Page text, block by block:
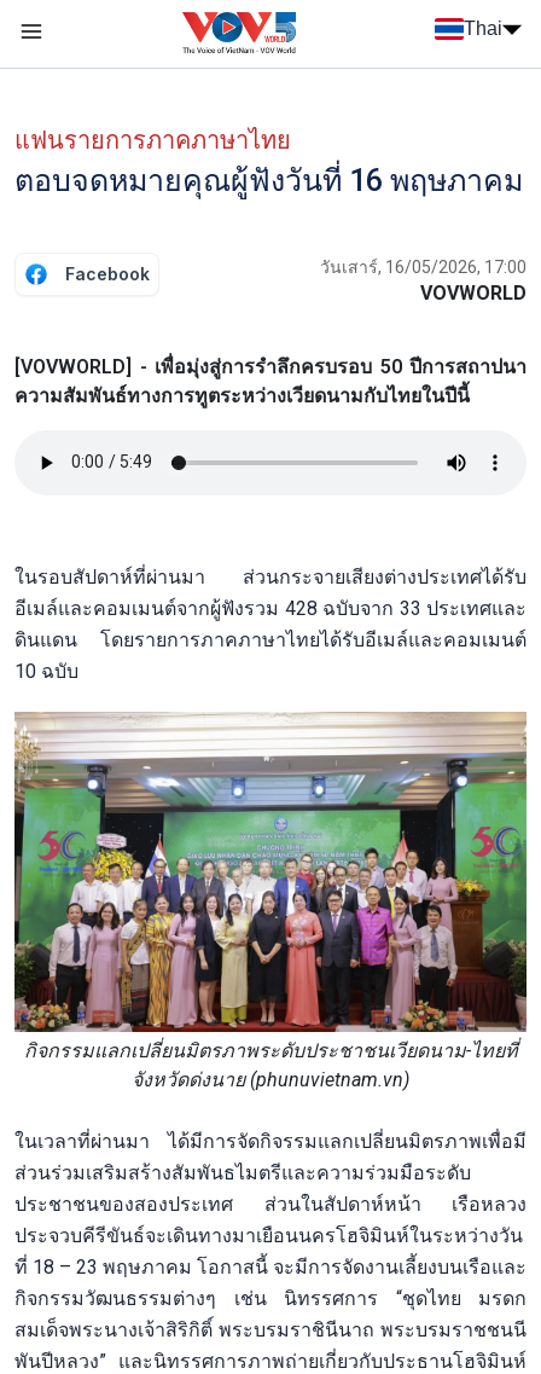
Thai
แฟนรายการภาคภาษาไทย
ตอบจดหมายคุณผู้ฟังวันที่ 16 พฤษภาคม
Facebook วันเสาร์, 16/05/2026, 17:00
VOVWORLD
[VOVWORLD] - เพื่อมุ่งสู่การรำลึกครบรอบ 50 ปีการสถาปนา
ความสัมพันธ์ทางการทูตระหว่างเวียดนามกับไทยในปีนี้
ในรอบสัปดาห์ที่ผ่านมา ส่วนกระจายเสียงต่างประเทศได้รับ
อีเมล์และคอมเมนต์จากผู้ฟังรวม 428 ฉบับจาก 33 ประเทศและ
ดินแดน โดยรายการภาคภาษาไทยได้รับอีเมล์และคอมเมนต์
10 ฉบับ
กิจกรรมแลกเปลี่ยนมิตรภาพระดับประชาชนเวียดนาม-ไทยที่
จังหวัดด่งนาย (phunuvietnam.vn)
ในเวลาที่ผ่านมา ได้มีการจัดกิจรรมแลกเปลี่ยนมิตรภาพเพื่อมี
ส่วนร่วมเสริมสร้างสัมพันธไมตรีและความร่วมมือระดับ
ประชาชนของสองประเทศ ส่วนในสัปดาห์หน้า เรือหลวง
ประจวบคีรีขันธ์จะเดินทางมาเยือนนครโฮจิมินห์ในระหว่างวัน
ที่ 18 – 23 พฤษภาคม โอกาสนี้ จะมีการจัดงานเลี้ยงบนเรือและ
กิจกรรมวัฒนธรรมต่างๆ เช่น นิทรรศการ “ชุดไทย มรดก
สมเด็จพระนางเจ้าสิริกิติ์ พระบรมราชินีนาถ พระบรมราชชนนี
พันปีหลวง” และนิทรรศการภาพถ่ายเกี่ยวกับประธานโฮจิมินห์